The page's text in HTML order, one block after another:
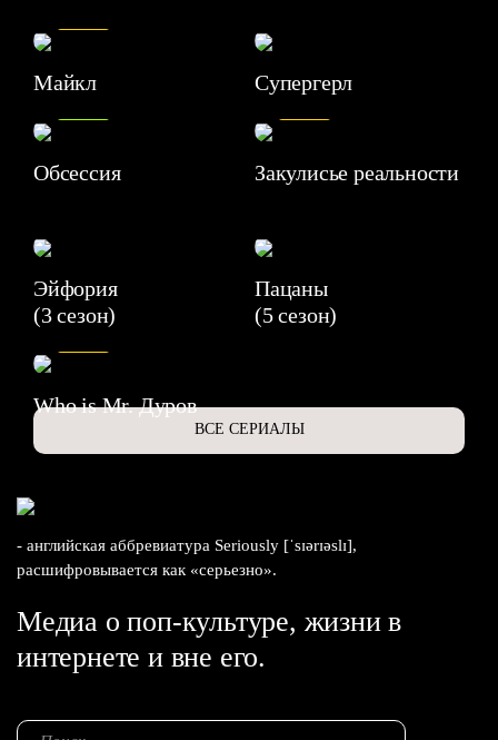
Майкл Супергерл
Обсессия
7.1
Закулисье реальности
Эйфория
(3 сезон)
Пацаны
(5 сезон)
Who is Mr. Дуров
ВСЕ СЕРИАЛЫ
- английская аббревиатура Seriously [ˈsɪərɪəslɪ],
расшифровывается как «серьезно».
Медиа о поп-культуре, жизни в
интернете и вне его.